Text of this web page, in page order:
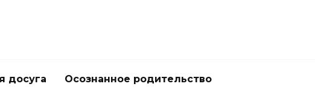
досуга Осознанное родительство